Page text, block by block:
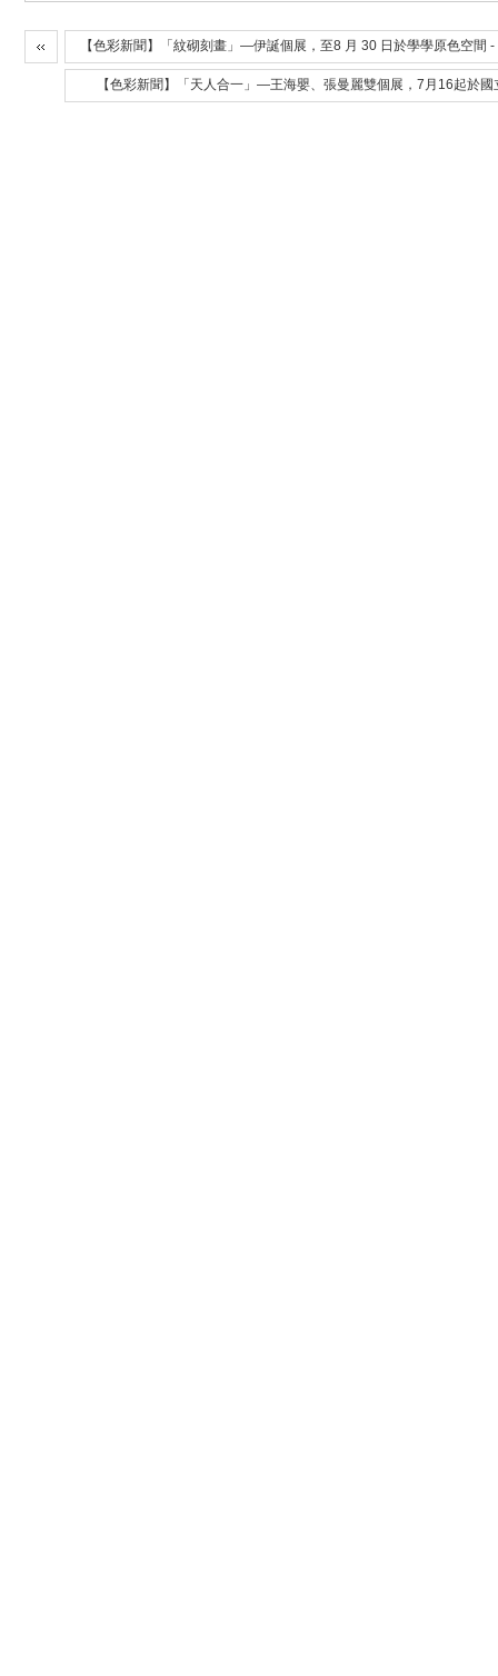
【色彩新聞】「紋砌刻畫」—伊誕個展，至8 月 30 日於學學原色空間
【色彩新聞】「天人合一」—王海嬰、張曼麗雙個展，7月16起於